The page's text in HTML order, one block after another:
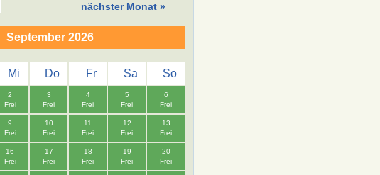
nächster Monat »
September 2026
Mi Do Fr Sa So
2
Frei
3
Frei
4
Frei
5
Frei
6
Frei
9
Frei
10
Frei
11
Frei
12
Frei
13
Frei
16
Frei
17
Frei
18
Frei
19
Frei
20
Frei